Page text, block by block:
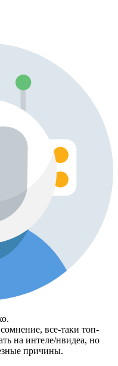
все-таки топ-
на интеле/нвидеа, но
причины.